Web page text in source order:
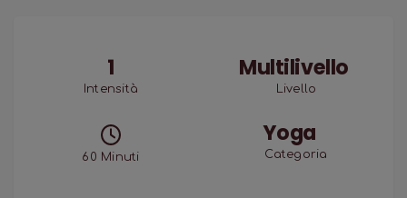
1
Intensità
Multilivello
Livello
60 Minuti
Yoga
Categoria